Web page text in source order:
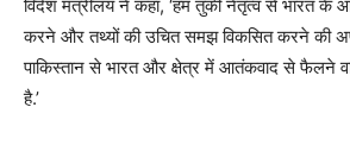
विदेश मंत्रीलय ने कहा, ‘हम तुर्की नेतृत्व से भारत के
करने और तथ्यों की उचित समझ विकसित करने की
पाकिस्तान से भारत और क्षेत्र में आतंकवाद से फैलने
है.’